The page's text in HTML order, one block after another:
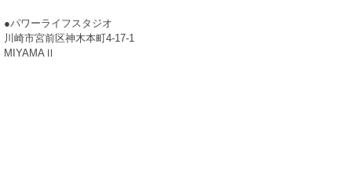
●パワーライフスタジオ
川崎市宮前区神木本町4-17-1
MIYAMAⅡ